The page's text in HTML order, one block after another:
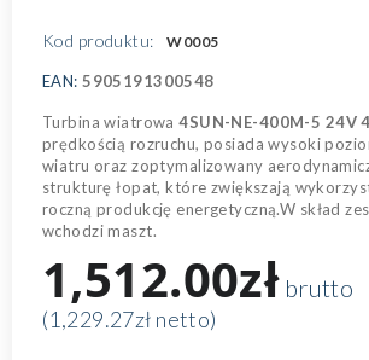
Kod produktu: W0005
EAN: 5905191300548
Turbina wiatrowa4SUN-NE-400M-5 24V
prędkością rozruchu, posiada wysoki
wiatru oraz zoptymalizowany
strukturę łopat, które zwiększają
roczną produkcję energetyczną.W skład
wchodzi maszt.
1,512.00złbrutto
(1,229.27zł netto)